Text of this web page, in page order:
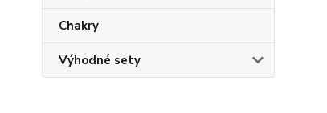
Chakry
Výhodné sety